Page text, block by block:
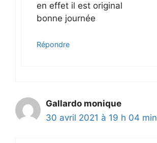
en effet il est original
bonne journée
Répondre
Gallardo monique
30 avril 2021 à 19 h 04 min